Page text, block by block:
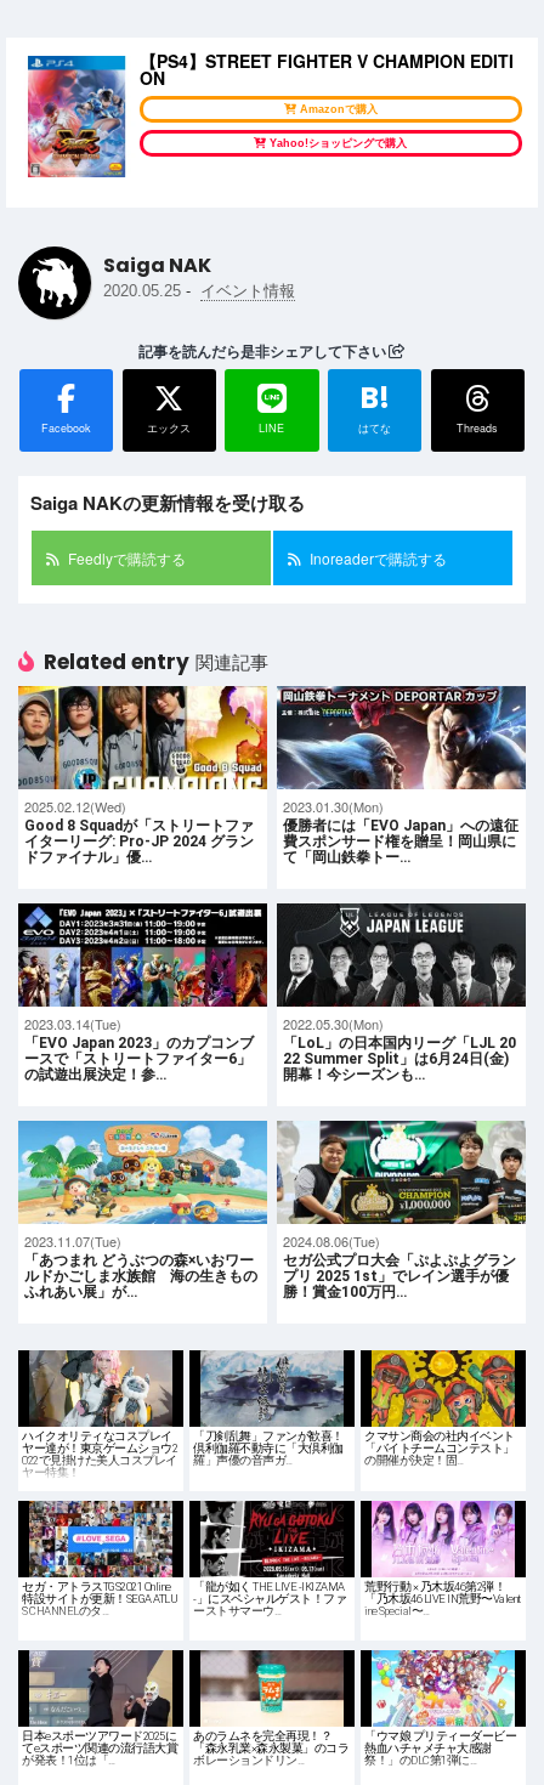
【PS4】STREET FIGHTER V CHAMPION EDITI
ON
Amazonで購入
Yahoo!ショッピングで購入
Saiga NAK
2020.05.25 - イベント情報
記事を読んだら是非シェアして下さい
Facebook エックス LINE
B!
はてな Threads
Saiga NAKの更新情報を受け取る
Feedlyで購読する Inoreaderで購読する
Related entry 関連記事
2025.02.12(Wed)
Good 8 Squadが「ストリートファ
イターリーグ: Pro-JP 2024 グラン
ドファイナル」優…
2023.01.30(Mon)
優勝者には「EVO Japan」への遠征
費スポンサード権を贈呈！岡山県に
て「岡山鉄拳トー…
2023.03.14(Tue)
「EVO Japan 2023」のカプコンブ
ースで「ストリートファイター6」
の試遊出展決定！参…
2022.05.30(Mon)
「LoL」の日本国内リーグ「LJL 20
22 Summer Split」は6月24日(金)
開幕！今シーズンも…
2023.11.07(Tue)
「あつまれ どうぶつの森×いおワー
ルドかごしま水族館 海の生きもの
ふれあい展」が…
2024.08.06(Tue)
セガ公式プロ大会「ぷよぷよグラン
プリ 2025 1st」でレイン選手が優
勝！賞金100万円…
ハイクオリティなコスプレイ
ヤー達が！東京ゲームショウ2
022で見掛けた美人コスプレイ
ヤー特集！
「刀剣乱舞」ファンが歓喜！
倶利伽羅不動寺に「大倶利伽
羅」声優の音声ガ…
クマサン商会の社内イベント
「バイトチームコンテスト」
の開催が決定！固…
セガ・アトラスTGS2021 Online
特設サイトが更新！SEGA ATLU
S CHANNELのタ…
「龍が如く THE LIVE -IKIZAMA
-」にスペシャルゲスト！ファ
ーストサマーウ…
荒野行動 × 乃木坂46第2弾！
「乃木坂46 LIVE IN荒野〜Valent
ine Special〜…
日本eスポーツアワード2025に
てeスポーツ関連の流行語大賞
が発表！1位は「…
あのラムネを完全再現！？
「森永乳業×森永製菓」のコラ
ボレーションドリン…
「ウマ娘 プリティーダービー
熱血ハチャメチャ大感謝
祭！」のDLC第1弾に…